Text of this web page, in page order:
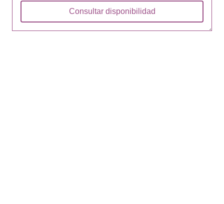
Consultar disponibilidad